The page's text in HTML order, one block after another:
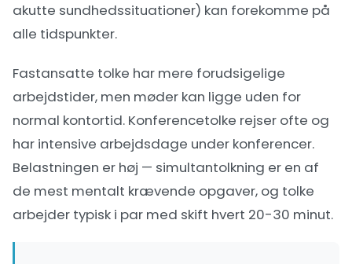
akutte sundhedssituationer) kan forekomme på
alle tidspunkter.
Fastansatte tolke har mere forudsigelige
arbejdstider, men møder kan ligge uden for
normal kontortid. Konferencetolke rejser ofte og
har intensive arbejdsdage under konferencer.
Belastningen er høj — simultantolkning er en af
de mest mentalt krævende opgaver, og tolke
arbejder typisk i par med skift hvert 20-30 minut.